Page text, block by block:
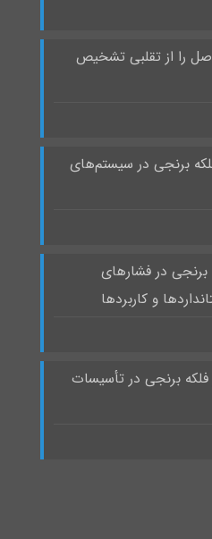
را از تقلبی تشخیص
برنجی در سیستم‌های
برنجی در فشارهای
و کاربردها
فلکه برنجی در تأسیسات